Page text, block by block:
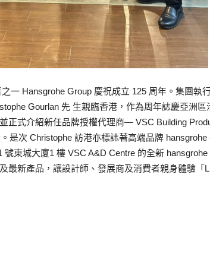
一 Hansgrohe Group 慶祝成立 125 周年。集團執
Gourlan 先 生親臨香港，作為周年誌慶亞洲區
正式介紹新任品牌授權代理商— VSC Building
是次 Christophe 訪港亦標誌著高端品牌
東城大廈1 樓 VSC A&D Centre 的全新
最新產品，讓設計師、發展商及消費者親身體驗「